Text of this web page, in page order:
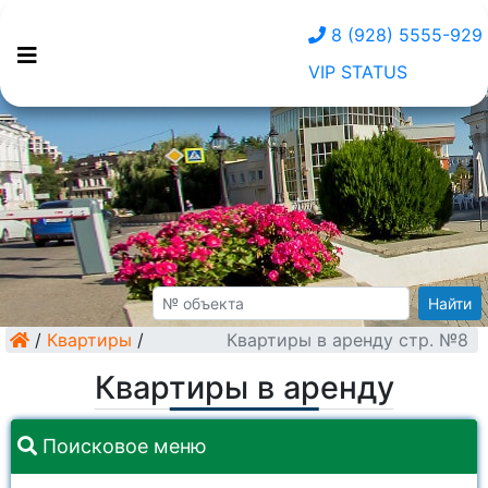
8 (928) 5555-929
VIP STATUS
Найти
/ Квартиры / Квартиры в аренду стр. №8
Квартиры в аренду
Поисковое меню